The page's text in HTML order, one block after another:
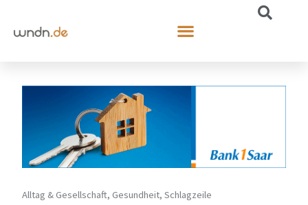
Alltag & Gesellschaft,Gesundheit,Schlagzeile